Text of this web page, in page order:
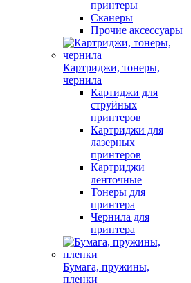
принтеры
Сканеры
Прочие аксессуары
Картриджи, тонеры,
чернила
Картиджи для
струйных
принтеров
Картриджи для
лазерных
принтеров
Картриджи
ленточные
Тонеры для
принтера
Чернила для
принтера
Бумага, пружины,
пленки